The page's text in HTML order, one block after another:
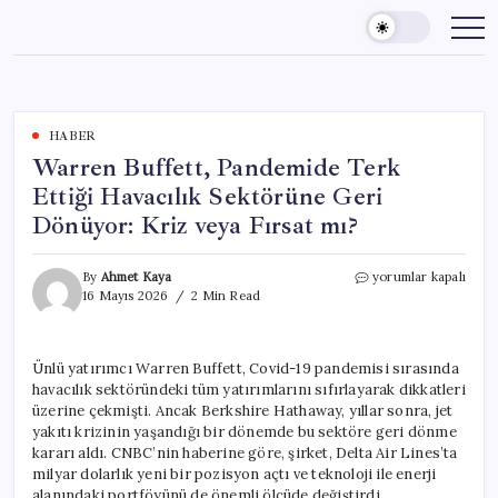
content
HABER
Warren Buffett, Pandemide Terk
Ettiği Havacılık Sektörüne Geri
Dönüyor: Kriz veya Fırsat mı?
By Ahmet Kaya
16 Mayıs 2026
2 Min Read
Warren
Havacılık
Sektörüne
Geri
Dönüyor:
Kriz
veya
Fırsat
yorumlar kapalı
Ünlü yatırımcı Warren Buffett, Covid-19 pandemisi sırasında
havacılık sektöründeki tüm yatırımlarını sıfırlayarak dikkatleri
üzerine çekmişti. Ancak Berkshire Hathaway, yıllar sonra, jet
yakıtı krizinin yaşandığı bir dönemde bu sektöre geri dönme
kararı aldı. CNBC’nin haberine göre, şirket, Delta Air Lines’ta
milyar dolarlık yeni bir pozisyon açtı ve teknoloji ile enerji